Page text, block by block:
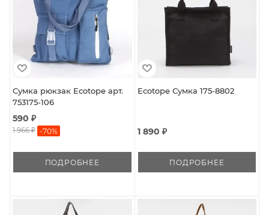
Сумка рюкзак Ecotope арт.
753175-106
590 ₽
1 966 ₽ -70%
ПОДРОБНЕЕ
Ecotope Сумка 175-8802
1 890 ₽
ПОДРОБНЕЕ